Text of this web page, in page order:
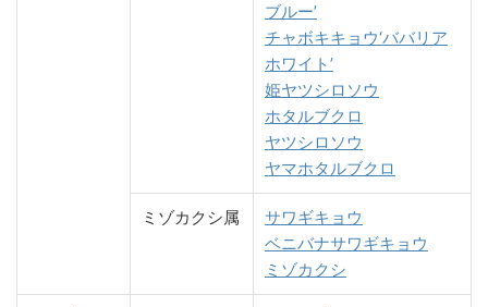
ブルー’
チャボキキョウ‘ババリア
ホワイト’
姫ヤツシロソウ
ホタルブクロ
ヤツシロソウ
ヤマホタルブクロ
ミゾカクシ属
サワギキョウ
ベニバナサワギキョウ
ミゾカクシ